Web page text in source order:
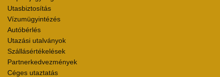
Utasbiztosítás
Vízumügyintézés
Autóbérlés
Utazási utalványok
Szállásértékelések
Partnerkedvezmények
Céges utaztatás